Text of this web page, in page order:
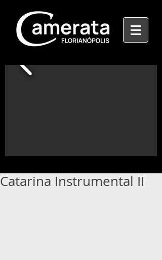
Catarina Instrumental II